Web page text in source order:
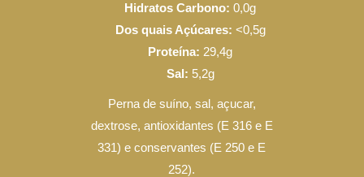
Hidratos Carbono: 0,0g
Dos quais Açúcares: <0,5g
Proteína: 29,4g
Sal: 5,2g
Perna de suíno, sal, açucar,
dextrose, antioxidantes (E 316 e E
331) e conservantes (E 250 e E
252).